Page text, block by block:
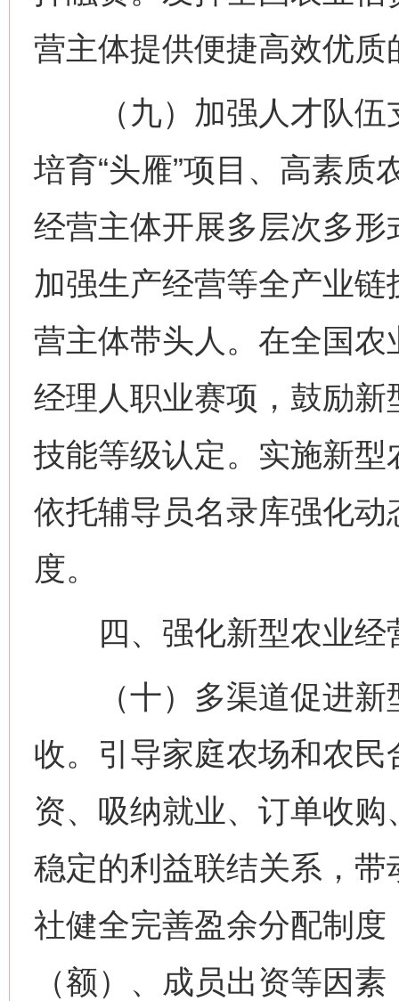
营主体提供便捷高效优质
（九）加强人才队伍
培育“头雁”项目、高素质
经营主体开展多层次多
加强生产经营等全产业
营主体带头人。在全国
经理人职业赛项，鼓励
技能等级认定。实施新
依托辅导员名录库强化
度。
四、强化新型农业经
（十）多渠道促进新
收。引导家庭农场和农
资、吸纳就业、订单收
稳定的利益联结关系，
社健全完善盈余分配制
（额）、成员出资等因